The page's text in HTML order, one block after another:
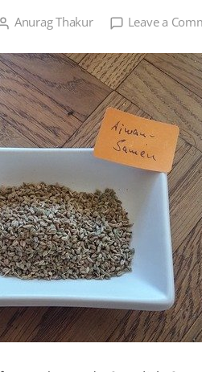
Anurag Thakur Leave a